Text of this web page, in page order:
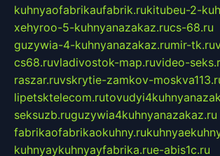
kuhnyaofabrikaufabrik.rukitubeu-2-
xehyroo-5-kuhnyanazakaz.rucs-68.ru
guzywia-4-kuhnyanazakaz.rumir-tk.ru
cs68.ruvladivostok-map.ruvideo-
raszar.ruvskrytie-zamkov-
lipetsktelecom.ru
seksuzb.ruguzywia4kuhnyanazakaz.ru
fabrikaofabrikaokuhny.ru
kuhnyaykuhnyayfabrika.rue-abis1c.ru